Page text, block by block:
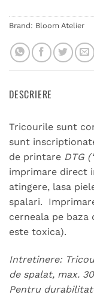
Brand: Bloom Atelier
DESCRIERE
Tricourile sunt
sunt
de printare DTG
imprimare direct
atingere, lasa
spalari.
cerneala pe baza
este toxica).
Intretinere:
de spalat, max.
Pentru